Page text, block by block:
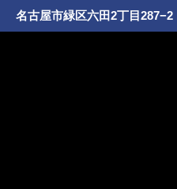
名古屋市緑区六田2丁目